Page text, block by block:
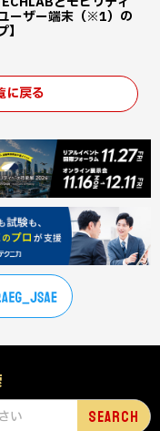
ーザー端末（※1）の
に戻る